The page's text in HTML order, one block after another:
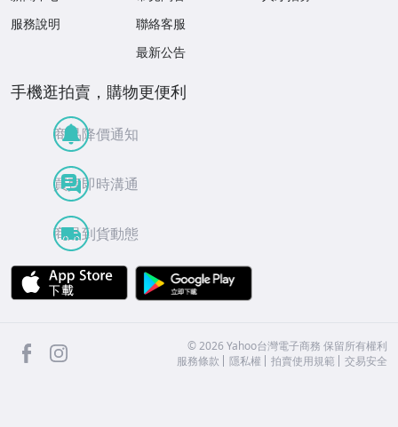
服務說明
聯絡客服
最新公告
手機逛拍賣，購物更便利
商品降價通知
買賣即時溝通
商品到貨動態
APP Store
facebook ©2026 Yahoo台灣電子商務 保留所有權利
服務條款
隱私權 拍賣使用規範 交易安全